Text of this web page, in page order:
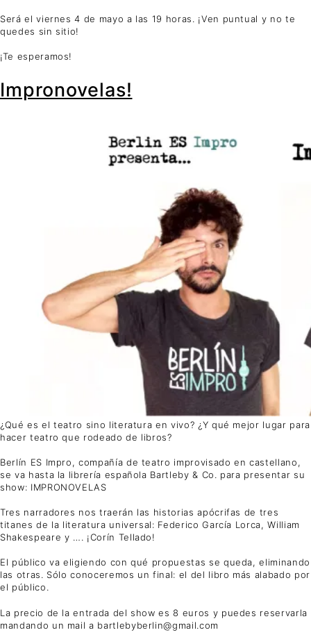
Será el viernes 4 de mayo a las 19 horas. ¡Ven puntual y no te
quedes sin sitio!
¡Te esperamos!
Impronovelas!
¿Qué es el teatro sino literatura en vivo? ¿Y qué mejor lugar para
hacer teatro que rodeado de libros?
Berlín ES Impro, compañía de teatro improvisado en castellano,
se va hasta la librería española Bartleby & Co. para presentar su
show: IMPRONOVELAS
Tres narradores nos traerán las historias apócrifas de tres
titanes de la literatura universal: Federico García Lorca, William
Shakespeare y …. ¡Corín Tellado!
El público va eligiendo con qué propuestas se queda, eliminando
las otras. Sólo conoceremos un final: el del libro más alabado por
el público.
La precio de la entrada del show es 8 euros y puedes reservarla
mandando un mail a bartlebyberlin@gmail.com